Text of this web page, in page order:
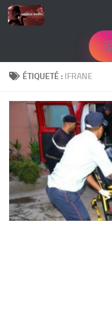
Skip to content
ÉTIQUETÉ : IFRANE